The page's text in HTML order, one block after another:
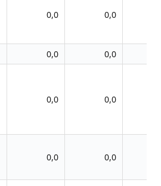
0,0 0,0
0,0
0,0
0,0 0,0
0,0 0,0